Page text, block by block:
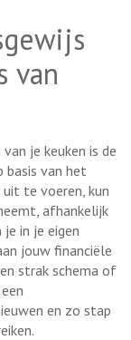
van
je keuken is de
van het
te voeren, kun
afhankelijk
in je eigen
jouw financiële
strak schema of
en zo stap